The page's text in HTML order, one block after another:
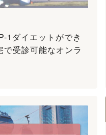
1ダイエットができ
で受診可能なオンラ